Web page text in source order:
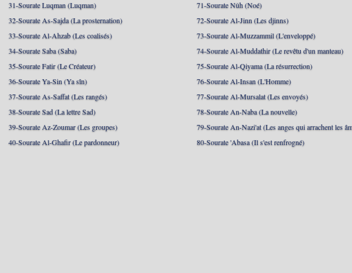
31-Sourate Luqman (Luqman)
32-Sourate As-Sajda (La prosternation)
33-Sourate Al-Ahzab (Les coalisés)
34-Sourate Saba (Saba)
35-Sourate Fatir (Le Créateur)
36-Sourate Ya-Sin (Ya sîn)
37-Sourate As-Saffat (Les rangés)
38-Sourate Sad (La lettre Sad)
39-Sourate Az-Zoumar (Les groupes)
40-Sourate Al-Ghafir (Le pardonneur)
71-Sourate Nûh (Noé)
72-Sourate Al-Jinn (Les djinns)
73-Sourate Al-Muzzammil (L'enveloppé)
74-Sourate Al-Muddathir (Le revêtu d'un manteau)
75-Sourate Al-Qiyama (La résurrection)
76-Sourate Al-Insan (L'Homme)
77-Sourate Al-Mursalat (Les envoyés)
78-Sourate An-Naba (La nouvelle)
79-Sourate An-Nazi'at (Les anges qui arrachent les
80-Sourate 'Abasa (Il s'est renfrogné)